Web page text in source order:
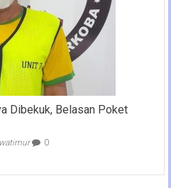
Dibekuk, Belasan Poket
0